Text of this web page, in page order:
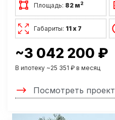
Площадь: 82 м2
Габариты: 11 х 7
~3 042 200 ₽
В ипотеку ~25 351 ₽ в месяц
Посмотреть проект